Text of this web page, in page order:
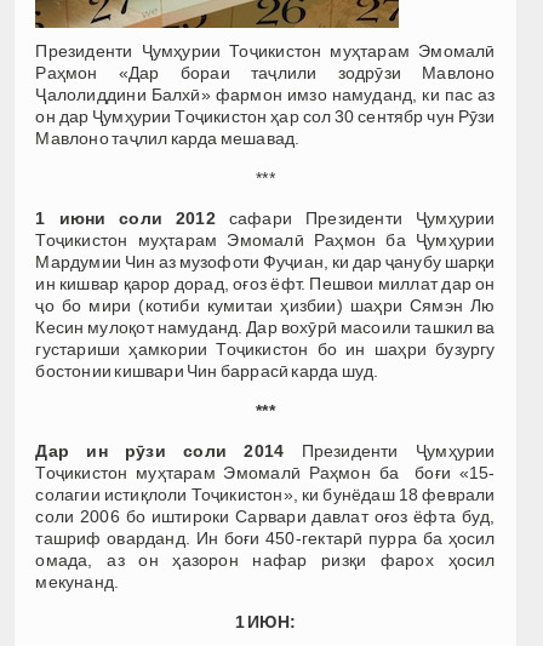
Президенти Ҷумҳурии Тоҷикистон муҳтарам Эмомалӣ
Раҳмон «Дар бораи таҷлили зодрӯзи Мавлоно
Ҷалолиддини Балхӣ» фармон имзо намуданд, ки пас аз
он дар Ҷумҳурии Тоҷикистон ҳар сол 30 сентябр чун Рӯзи
Мавлоно таҷлил карда мешавад.
***
1 июни соли 2012сафари Президенти Ҷумҳурии
Тоҷикистон муҳтарам Эмомалӣ Раҳмон ба Ҷумҳурии
Мардумии Чин аз музофоти Фуҷиан, ки дар ҷанубу шарқи
ин кишвар қарор дорад, оғоз ёфт. Пешвои миллат дар он
ҷо бо мири (котиби кумитаи ҳизбии) шаҳри Сямэн Лю
Кесин мулоқот намуданд. Дар вохӯрӣ масоили ташкил ва
густариши ҳамкории Тоҷикистон бо ин шаҳри бузургу
бостонии кишвари Чин баррасӣ карда шуд.
***
Дар ин рӯзи соли 2014 Президенти Ҷумҳурии
Тоҷикистон муҳтарам Эмомалӣ Раҳмон ба боғи «15-
солагии истиқлоли Тоҷикистон», ки бунёдаш 18 феврали
соли 2006 бо иштироки Сарвари давлат оғоз ёфта буд,
ташриф оварданд. Ин боғи 450-гектарӣ пурра ба ҳосил
омада, аз он ҳазорон нафар ризқи фарох ҳосил
мекунанд.
1 ИЮН: